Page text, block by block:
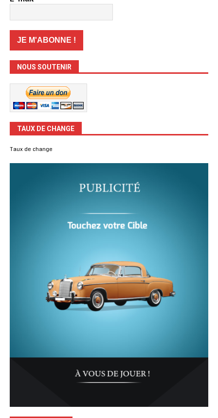
NOUS SOUTENIR
TAUX DE CHANGE
Taux de change